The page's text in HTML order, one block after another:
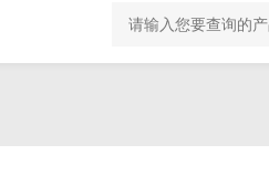
榛子东部枯萎病菌探针